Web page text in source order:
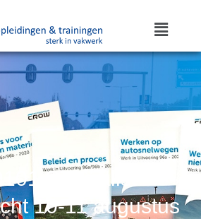
Specialist
10-11 augustus